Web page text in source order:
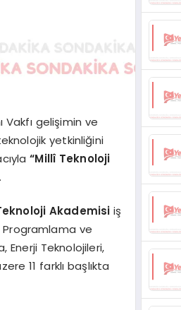
gelişimin ve
yetkinliğini
“Millî Teknoloji
Akademisi iş
Programlama ve
Enerji Teknolojileri,
11 farklı başlıkta